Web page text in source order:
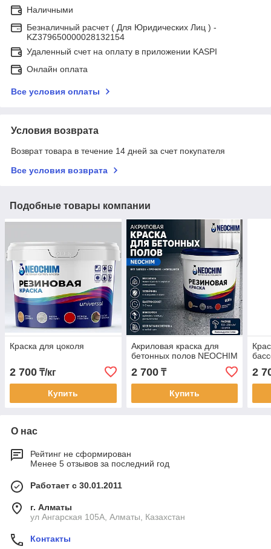
Наличными
Безналичный расчет ( Для Юридических Лиц ) -
KZ379650000028132154
Удаленный счет на оплату в приложении KASPI
Онлайн оплата
Все условия оплаты
Условия возврата
Возврат товара в течение 14 дней за счет покупателя
Все условия возврата
Подобные товары компании
Краска для цоколя
2 700 ₸/кг
Купить
Акриловая краска для
бетонных полов NEOCHIM
2 700₸
Купить
2
О нас
Рейтинг не сформирован
Менее 5 отзывов за последний год
Работает с 30.01.2011
г. Алматы
ул Ангарская 105А, Алматы, Казахстан
Контакты